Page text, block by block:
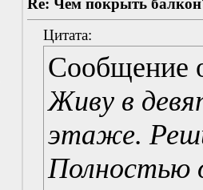
Re: Чем покрыть
Цитата:
Сообщение
Живу в
этаже.
Полностью